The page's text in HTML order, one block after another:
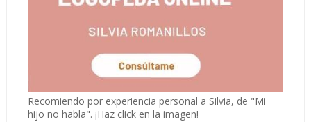
Recomiendo por experiencia personal a Silvia, de "Mi
hijo no habla". ¡Haz click en la imagen!